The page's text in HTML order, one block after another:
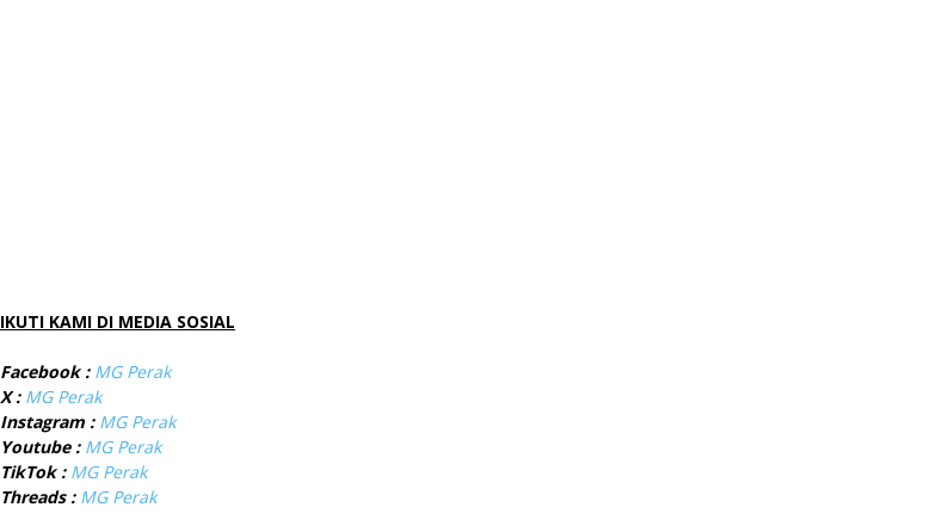
IKUTI KAMI DI MEDIA SOSIAL
Facebook : MG Perak
X : MG Perak
Instagram : MG Perak
Youtube : MG Perak
TikTok : MG Perak
Threads : MG Perak